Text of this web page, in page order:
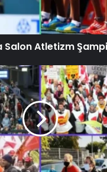
Salon Atletizm